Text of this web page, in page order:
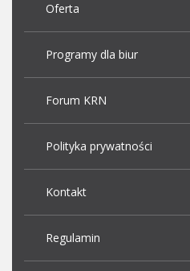
Oferta
Programy dla biur
Forum KRN
Polityka prywatności
Kontakt
Regulamin